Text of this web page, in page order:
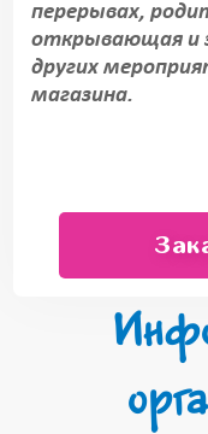
перерывах,
открывающая и
других
магазина.
Информация для